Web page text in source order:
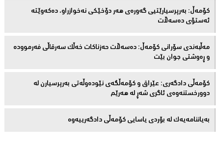
كۆمەڵ: بەرپرسیارێتیی گەورەی هەر دۆخێکی نەخوازراو، دەكەوێتە
ئەستۆی دەسەڵات
مەڵبەندى سۆرانى کۆمەڵ: دەسەڵات حەزناکات خەڵک سەرقاڵى فەرموودە
و ڕەوشتى جوان بێت
کۆمەڵى دادگەرى: عێراق و كۆمەڵگەی نێودەوڵەتی بەرپرسیارن لە
دوورخستنەوەى ئاگری شەڕ لە هەرێم
بەیاننامەیەک لە بۆردی یاسایی کۆمەڵی دادگەرییەوە